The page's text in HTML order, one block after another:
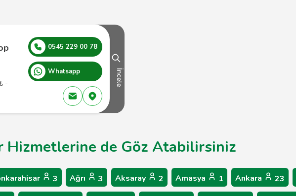
-
0545 229 00 78
Whatsapp İncele
Hizmetlerine de Göz Atabilirsiniz
3 Ağrı 3 Aksaray 2 Amasya 1 Ankara 23